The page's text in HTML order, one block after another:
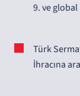
9. ve global
Türk
İhracına